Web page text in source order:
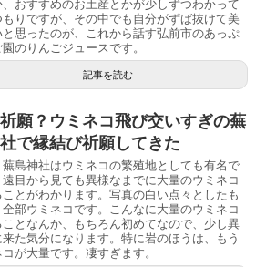
、おすすめのお土産とかが少しずつわかって
もりですが、その中でも自分がずば抜けて美
と思ったのが、これから話す弘前市のあっぷ
園のりんごジュースです。
記事を読む
願？ウミネコ飛び交いすぎの蕪
で縁結び祈願してきた
蕪島神社はウミネコの繁殖地としても有名で
目から見ても異様なまでに大量のウミネコ
ことがわかります。写真の白い点々としたも
部ウミネコです。こんなに大量のウミネコ
ことなんか、もちろん初めてなので、少し異
た気分になります。特に岩のほうは、もう
が大量です。凄すぎます。